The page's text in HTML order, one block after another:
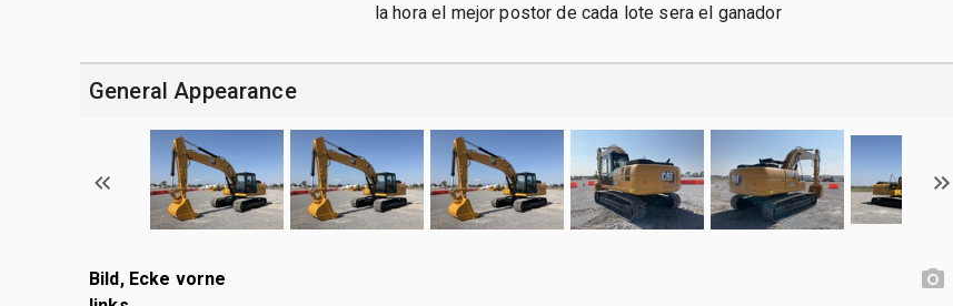
la hora el mejor postor de cada lote sera el ganador
General Appearance
Bild, Ecke vorne